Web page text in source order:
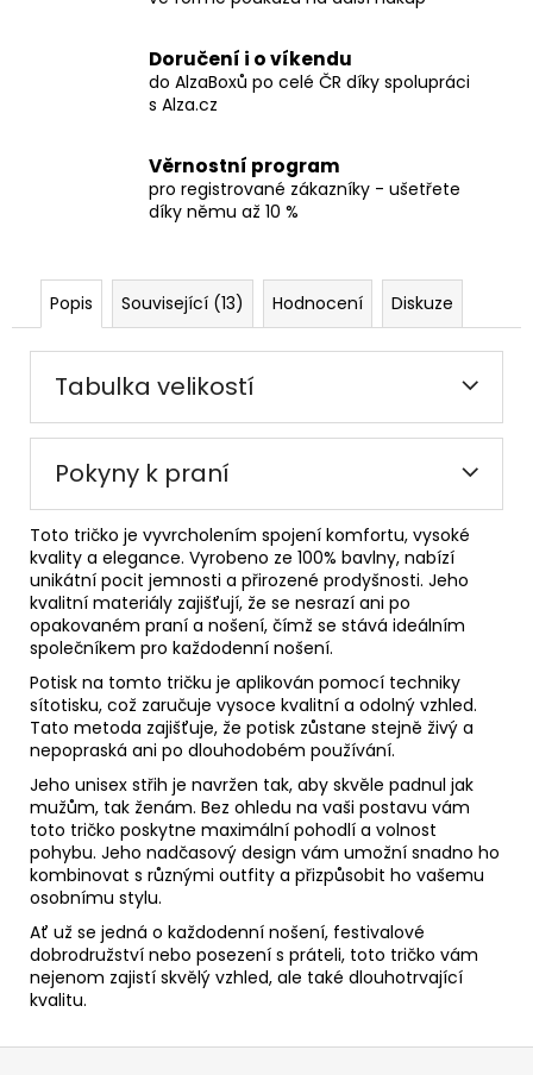
Doručení i o víkendu
do AlzaBoxů po celé ČR díky spolupráci
s Alza.cz
Věrnostní program
pro registrované zákazníky - ušetřete
díky němu až 10 %
Popis Související (13) Hodnocení Diskuze
Tabulka velikostí
Pokyny k praní
Toto tričko je vyvrcholením spojení komfortu, vysoké
kvality a elegance. Vyrobeno ze 100% bavlny, nabízí
unikátní pocit jemnosti a přirozené prodyšnosti. Jeho
kvalitní materiály zajišťují, že se nesrazí ani po
opakovaném praní a nošení, čímž se stává ideálním
společníkem pro každodenní nošení.
Potisk na tomto tričku je aplikován pomocí techniky
sítotisku, což zaručuje vysoce kvalitní a odolný vzhled.
Tato metoda zajišťuje, že potisk zůstane stejně živý a
nepopraská ani po dlouhodobém používání.
Jeho unisex střih je navržen tak, aby skvěle padnul jak
mužům, tak ženám. Bez ohledu na vaši postavu vám
toto tričko poskytne maximální pohodlí a volnost
pohybu. Jeho nadčasový design vám umožní snadno ho
kombinovat s různými outfity a přizpůsobit ho vašemu
osobnímu stylu.
Ať už se jedná o každodenní nošení, festivalové
dobrodružství nebo posezení s práteli, toto tričko vám
nejenom zajistí skvělý vzhled, ale také dlouhotrvající
kvalitu.
Z